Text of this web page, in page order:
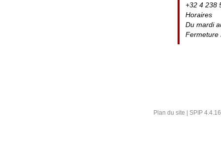
+32 4 238
Horaires
Du mardi
Fermeture
Plan du site | SPIP 4.4.16